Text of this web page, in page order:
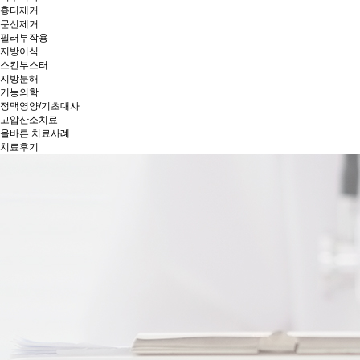
흉터제거
문신제거
필러부작용
지방이식
스킨부스터
지방분해
기능의학
정맥영양/기초대사
고압산소치료
올바른 치료사례
치료후기